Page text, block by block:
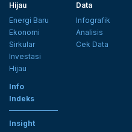
Hijau
Energi Baru
Ekonomi
Sirkular
Investasi
Hijau
Data
Infografik
Analisis
Cek Data
Info
Indeks
Insight